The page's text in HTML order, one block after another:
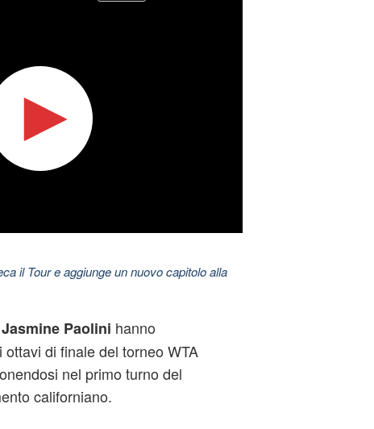
il Tour e aggiunge un nuovo capitolo alla
Jasmine Paolini hanno
ottavi di finale del torneo WTA
nel primo turno del
californiano.